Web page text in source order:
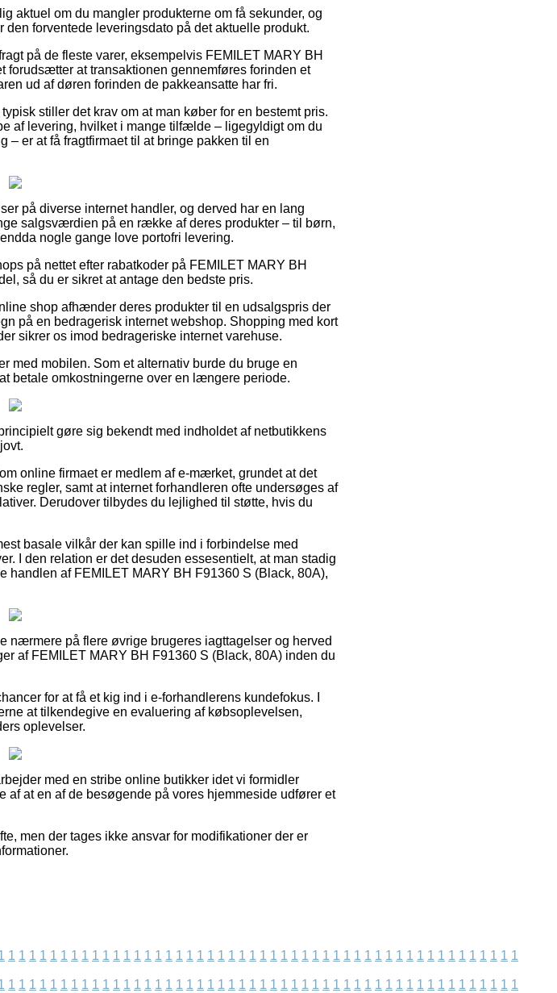
aktuel om du mangler produkterne om få sekunder, og
forventede leveringsdato på det aktuelle produkt.
på de fleste varer, eksempelvis FEMILET MARY BH
at transaktionen gennemføres forinden et
ud af døren forinden de pakkeansatte har fri.
stiller det krav om at man køber for en bestemt pris.
af levering, hvilket i mange tilfælde – ligegyldigt om du
er at få fragtfirmaet til at bringe pakken til en
på diverse internet handler, og derved har en lang
salgsværdien på en række af deres produkter – til børn,
nogle gange love portofri levering.
på nettet efter rabatkoder på FEMILET MARY BH
så du er sikret at antage den bedste pris.
shop afhænder deres produkter til en udsalgspris der
på en bedragerisk internet webshop. Shopping med kort
sikrer os imod bedrageriske internet varehuse.
med mobilen. Som et alternativ burde du bruge en
betale omkostningerne over en længere periode.
gøre sig bekendt med indholdet af netbutikkens
online firmaet er medlem af e-mærket, grundet at det
regler, samt at internet forhandleren ofte undersøges af
Derudover tilbydes du lejlighed til støtte, hvis du
basale vilkår der kan spille ind i forbindelse med
I den relation er det desuden essesentielt, at man stadig
af FEMILET MARY BH F91360 S (Black, 80A),
på flere øvrige brugeres iagttagelser og herved
af FEMILET MARY BH F91360 S (Black, 80A) inden du
for at få et kig ind i e-forhandlerens kundefokus. I
at tilkendegive en evaluering af købsoplevelsen,
oplevelser.
med en stribe online butikker idet vi formidler
at en af de besøgende på vores hjemmeside udfører et
men der tages ikke ansvar for modifikationer der er
1 1 1 1 1 1 1 1 1 1 1 1 1 1 1 1 1 1 1 1 1 1 1 1 1 1 1 1 1 1 1 1 1 1 1 1 1 1 1 1 1 1 1 1 1 1 1 1 1
1 1 1 1 1 1 1 1 1 1 1 1 1 1 1 1 1 1 1 1 1 1 1 1 1 1 1 1 1 1 1 1 1 1 1 1 1 1 1 1 1 1 1 1 1 1 1 1 1